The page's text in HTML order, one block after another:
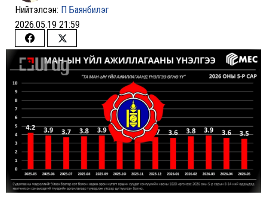
Нийтэлсэн: П Баянбилэг
2026.05.19 21:59
Share
on
Facebook
Share
on
Twitter